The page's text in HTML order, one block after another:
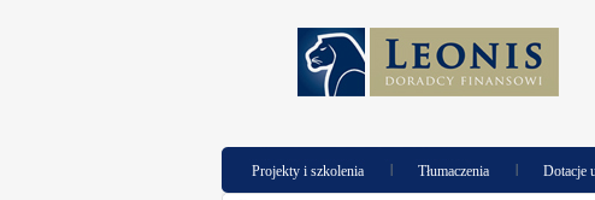
Projekty i szkolenia | Tłumaczenia | Dotacje